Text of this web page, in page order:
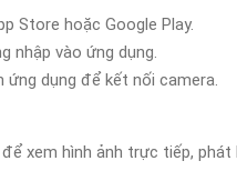
Store hoặc Google Play.
nhập vào ứng dụng.
dụng để kết nối camera.
xem hình ảnh trực tiếp,